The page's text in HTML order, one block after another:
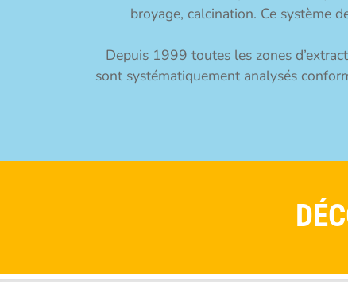
broyage, calcination. Ce système
Depuis 1999 toutes les zones
sont systématiquement analysés